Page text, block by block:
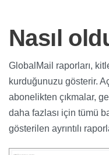
Nasıl
GlobalMail raporları,
kurduğunuzu gösterir.
abonelikten çıkmalar,
daha fazlası için tümü
gösterilen ayrıntılı